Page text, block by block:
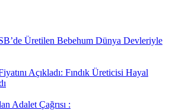
Üretilen Bebehum Dünya Devleriyle
Açıkladı: Fındık Üreticisi Hayal
Adalet Çağrısı :